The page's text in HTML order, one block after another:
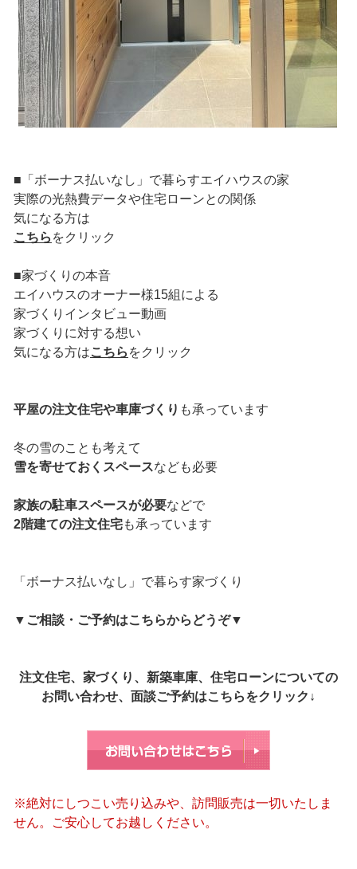
■「ボーナス払いなし」で暮らすエイハウスの家
実際の光熱費データや住宅ローンとの関係
気になる方は
こちら をクリック
■家づくりの本音
エイハウスのオーナー様15組による
家づくりインタビュー動画
家づくりに対する想い
気になる方はこちら をクリック
平屋の注文住宅や車庫づくり も承っています
冬の雪のことも考えて
雪を寄せておくスペースなども必要
家族の駐車スペースが必要などで
2階建ての注文住宅も承っています
「ボーナス払いなし」で暮らす家づくり
▼ ご相談・ご予約はこちらからどうぞ▼
注文住宅、家づくり、新築車庫、住宅ローンについての
お問い合わせ、面談ご予約はこちらをクリック↓
※絶対にしつこい売り込みや、訪問販売は一切いたしま
せん。ご安心してお越しください。